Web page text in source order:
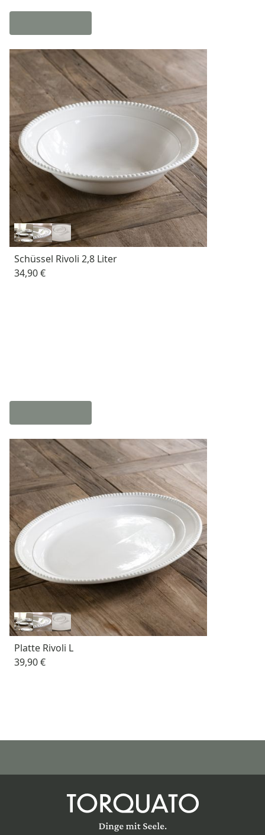
Schüssel Rivoli 2,8 Liter
34,90 €
Platte Rivoli L
39,90 €